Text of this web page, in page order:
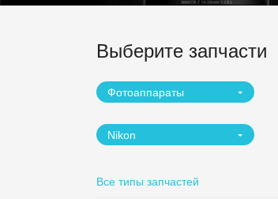
Выберите запчасти
Фотоаппараты
Nikon
Все типы запчастей